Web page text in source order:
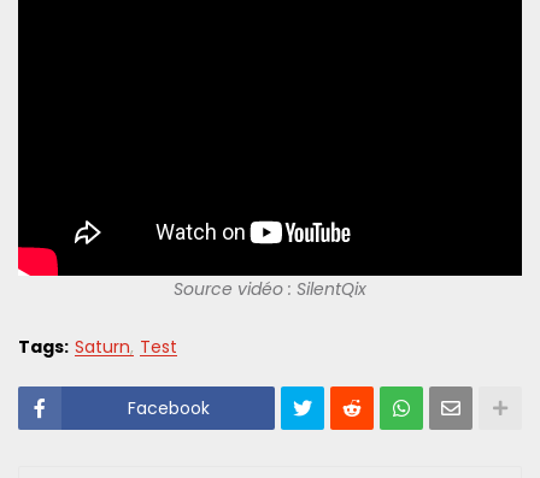
Source vidéo : SilentQix
Tags: Saturn Test
Facebook